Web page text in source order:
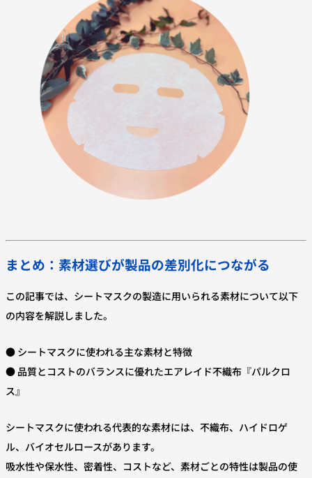
まとめ：素材選びが製品の差別化につながる
この記事では、シートマスクの製造に用いられる素材について以下
の内容を解説しました。
● シートマスクに使われる主な素材と特徴
● 品質とコストのバランスに優れたエアレイド不織布『パルクロ
ス』
シートマスクに使われる代表的な素材には、不織布、ハイドロゲ
ル、バイオセルロースがあります。
吸水性や保水性、密着性、コストなど、素材ごとの特性は製品の使